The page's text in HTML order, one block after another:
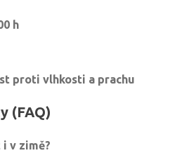
h
proti vlhkosti a prachu
(FAQ)
v zimě?